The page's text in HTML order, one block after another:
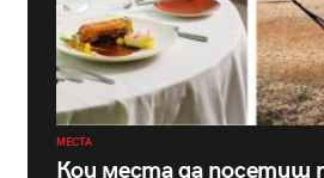
МЕСТА
Кои места да